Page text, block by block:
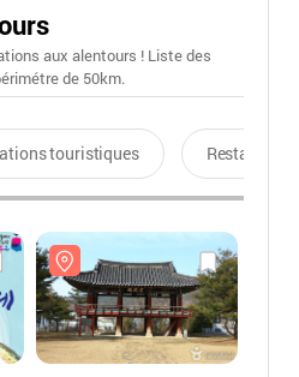
aux alentours ! Liste des
de 50km.
touristiques Restaurants